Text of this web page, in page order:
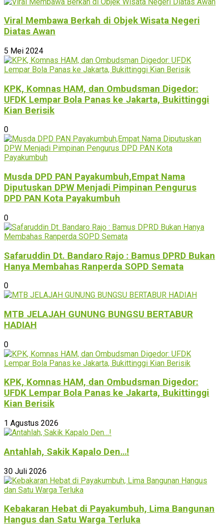
Viral Membawa Berkah di Objek Wisata Negeri
Diatas Awan
5 Mei 2024
KPK, Komnas HAM, dan Ombudsman Digedor:
UFDK Lempar Bola Panas ke Jakarta, Bukittinggi
Kian Berisik
0
Musda DPD PAN Payakumbuh,Empat Nama
Diputuskan DPW Menjadi Pimpinan Pengurus
DPD PAN Kota Payakumbuh
0
Safaruddin Dt. Bandaro Rajo : Bamus DPRD Bukan
Hanya Membahas Ranperda SOPD Semata
0
MTB JELAJAH GUNUNG BUNGSU BERTABUR
HADIAH
0
KPK, Komnas HAM, dan Ombudsman Digedor:
UFDK Lempar Bola Panas ke Jakarta, Bukittinggi
Kian Berisik
1 Agustus 2026
Antahlah, Sakik Kapalo Den…!
30 Juli 2026
Kebakaran Hebat di Payakumbuh, Lima Bangunan
Hangus dan Satu Warga Terluka